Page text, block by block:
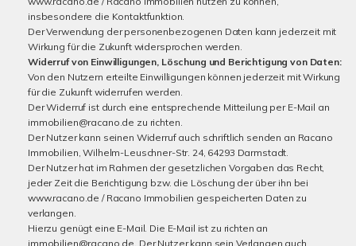
insbesondere die Kontaktfunktion.
Der Verwendung der personenbezogenen Daten kann jederzeit mit
Wirkung für die Zukunft widersprochen werden.
Widerruf von Einwilligungen, Löschung und Berichtigung von Daten:
Von den Nutzern erteilte Einwilligungen können jederzeit mit Wirkung
für die Zukunft widerrufen werden.
Der Widerruf ist durch eine entsprechende Mitteilung per E-Mail an
immobilien@racano.de zu richten.
Der Nutzer kann seinen Widerruf auch schriftlich senden an Racano
Immobilien, Wilhelm-Leuschner-Str. 24, 64293 Darmstadt.
Der Nutzer hat im Rahmen der gesetzlichen Vorgaben das Recht,
jeder Zeit die Berichtigung bzw. die Löschung der über ihn bei
www.racano.de / Racano Immobilien gespeicherten Daten zu
verlangen.
Hierzu genügt eine E-Mail. Die E-Mail ist zu richten an
immobilien@racano.de. Der Nutzer kann sein Verlangen auch